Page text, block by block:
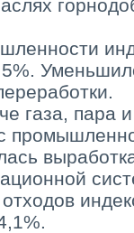
газа, пара